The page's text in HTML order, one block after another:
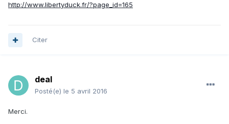
http://www.libertyduck.fr/?page_id=165
Citer
deal
Posté(e) le 5 avril 2016
Merci.